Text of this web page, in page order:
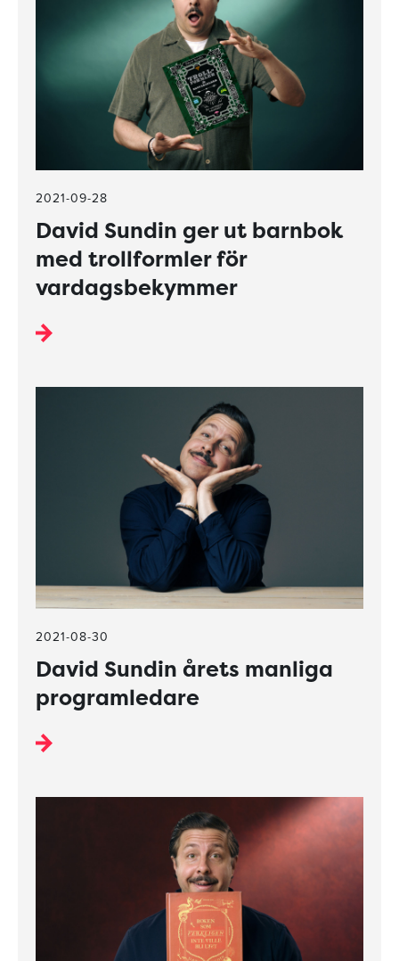
2021-09-28
David Sundin ger ut barnbok
med trollformler för
vardagsbekymmer
2021-08-30
David Sundin årets manliga
programledare